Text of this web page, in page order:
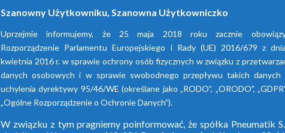
Szanowny Użytkowniku, Szanowna Użytkowniczko
Uprzejmie informujemy, że 25 maja 2018 roku zacznie
Rozporządzenie Parlamentu Europejskiego i Rady (UE) 2016/679 z
kwietnia 2016 r. w sprawie ochrony osób fizycznych w związku z
danych osobowych i w sprawie swobodnego przepływu takich danych
uchylenia dyrektywy 95/46/WE (określane jako „RODO”, „ORODO”,
„Ogólne Rozporządzenie o Ochronie Danych”).
W związku z tym pragniemy poinformować, że spółka Pneumatik